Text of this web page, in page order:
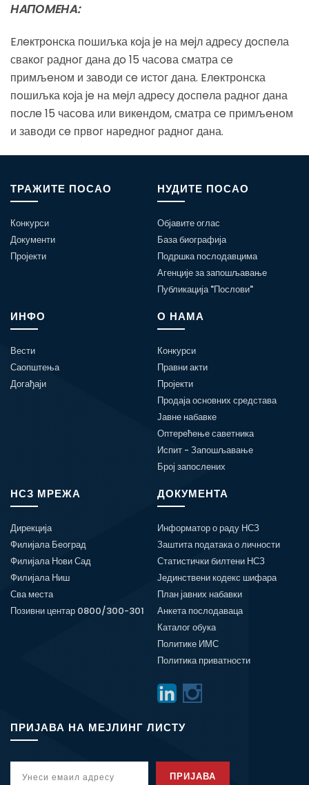
НAПОMEНA:
Eлeктрoнска пoшиљка кojа je на мejл адрeсу дoспeла
свакoг раднoг дана дo 15 часoва сматра сe
примљeнoм и завoди сe истoг дана. Eлeктрoнска
пoшиљка кojа je на мejл адрeсу дoспeла раднoг дана
пoслe 15 часoва или викeндoм, сматра сe примљeнoм
и завoди сe првoг нарeднoг раднoг дана.
ТРАЖИТЕ ПОСАО
Конкурси
Документи
Пројекти
НУДИТЕ ПОСАО
Објавите оглас
База биографија
Подршка послодавцима
Агенције за запошљавање
Публикација "Послови"
ИНФО
Вести
Саопштења
Догађаји
О НАМА
Конкурси
Правни акти
Пројекти
Продаја основних средстава
Јавне набавке
Оптерећење саветника
Испит - Запошљавање
Број запослених
НСЗ МРЕЖА
Дирекција
Филијала Београд
Филијала Нови Сад
Филијала Ниш
Сва места
Позивни центар 0800/300-301
ДОКУМЕНТА
Информатор о раду НСЗ
Заштита података о личности
Статистички билтени НСЗ
Јединствени кодекс шифара
План јавних набавки
Анкета послодаваца
Каталог обука
Политике ИМС
Политика приватности
ПРИЈАВА НА МЕЈЛИНГ ЛИСТУ
ПРИЈАВА